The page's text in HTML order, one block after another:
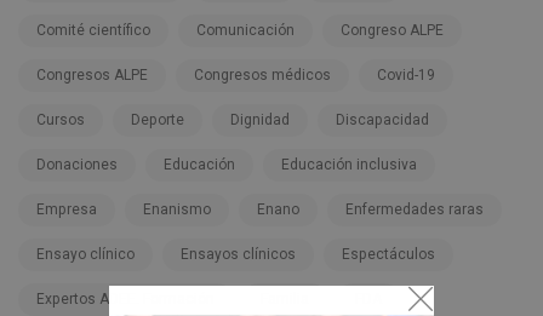
Comité científico Comunicación Congreso ALPE
Congresos ALPE Congresos médicos Covid-19
Cursos Deporte Dignidad Discapacidad
Donaciones Educación Educación inclusiva
Empresa Enanismo Enano Enfermedades raras
Ensayo clínico Ensayos clínicos Espectáculos
Expertos ADEE. Formación